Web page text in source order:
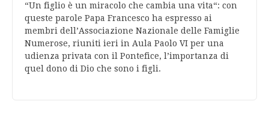
“Un figlio è un miracolo che cambia una vita“: con
queste parole Papa Francesco ha espresso ai
membri dell’Associazione Nazionale delle Famiglie
Numerose, riuniti ieri in Aula Paolo VI per una
udienza privata con il Pontefice, l’importanza di
quel dono di Dio che sono i figli.